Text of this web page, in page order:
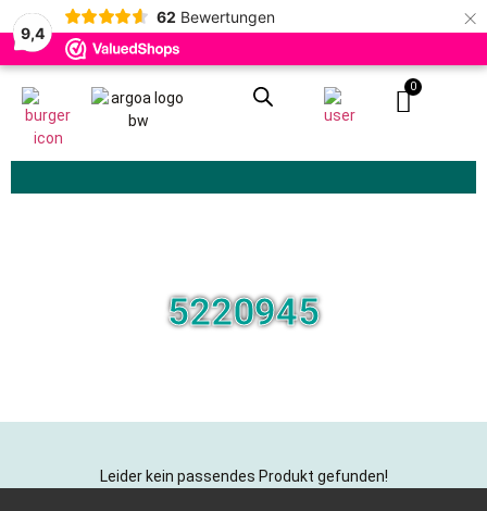
9,4
62 Bewertungen ×
Zoeken 0
5220945
Leider kein passendes Produkt gefunden!